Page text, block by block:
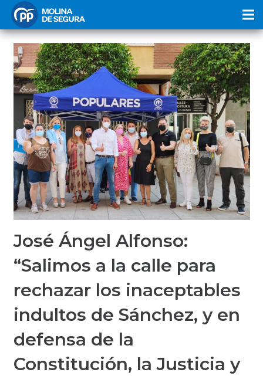
José Ángel Alfonso:
“Salimos a la calle para
rechazar los inaceptables
indultos de Sánchez, y en
defensa de la
Constitución, la Justicia y